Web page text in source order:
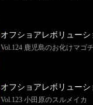
オフショアレボリュー
Vol.124 鹿児島のお化けマゴチ
オフショアレボリュー
Vol.123 小田原のスルメイカ